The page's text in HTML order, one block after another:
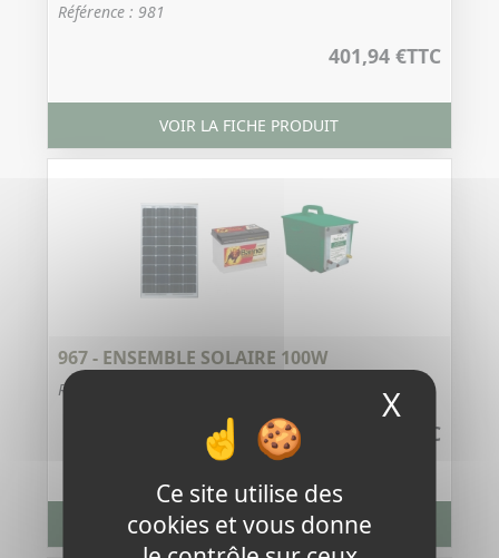
Ce site utilise des
cookies et vous donne
X
Référence : 981
401,94 €TTC
VOIR LA FICHE PRODUIT
967 - ENSEMBLE SOLAIRE 100W
Référence : 967
TTC
VOIR LA FICHE PRODUIT